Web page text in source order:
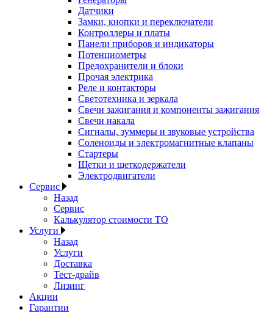
Датчики
Замки, кнопки и переключатели
Контроллеры и платы
Панели приборов и индикаторы
Потенциометры
Предохранители и блоки
Прочая электрика
Реле и контакторы
Светотехника и зеркала
Свечи зажигания и компоненты зажигания
Свечи накала
Сигналы, зуммеры и звуковые устройства
Соленоиды и электромагнитные клапаны
Стартеры
Щетки и щеткодержатели
Электродвигатели
Сервис
Назад
Сервис
Калькулятор стоимости ТО
Услуги
Назад
Услуги
Доставка
Тест-драйв
Лизинг
Акции
Гарантии